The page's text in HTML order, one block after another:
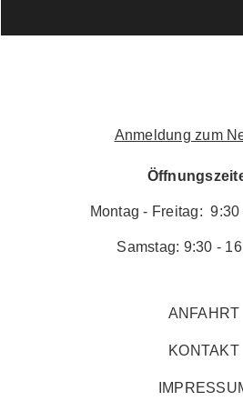
Anmeldung zum
Montag - Freitag: 9:30
Samstag: 9:30 -
ANFAHRT
KONTAKT